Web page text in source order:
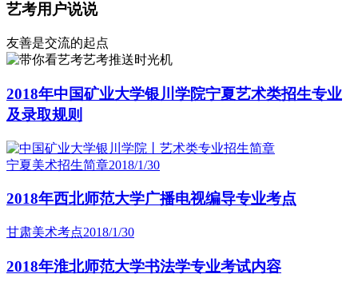
艺考用户说说
友善是交流的起点
艺考推送时光机
2018年中国矿业大学银川学院宁夏艺术类招生专业
及录取规则
宁夏美术招生简章2018/1/30
2018年西北师范大学广播电视编导专业考点
甘肃美术考点2018/1/30
2018年淮北师范大学书法学专业考试内容